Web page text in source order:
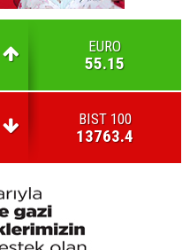
EURO
55.15
BIST 100
13763.4